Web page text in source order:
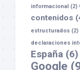
informacional (2)
contenidos
estructurados (2)
declaraciones
España (6)
Google